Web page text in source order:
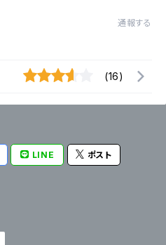
通報する
(16)
LINE ポスト